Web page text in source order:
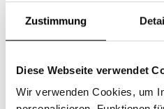
Zustimmung
Diese Webseite verwendet
Wir verwenden Cookies, um
Die Inhalte unserer Seiten
Sorgfalt erstellt. Für die
Gewähr übernehmen. Als
gemäß § 7 Abs.1 TMG für